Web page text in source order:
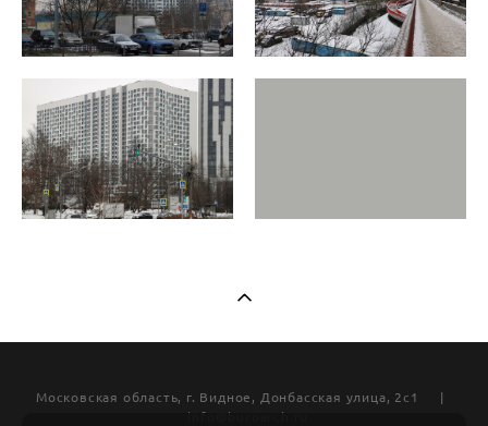
Московская область, г. Видное, Донбасская улица, 2с1 |
info@buroarch.ru